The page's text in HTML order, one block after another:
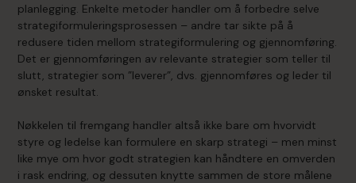
planlegging. Enkelte metoder handler om å forbedre selve
strategiformuleringsprosessen – andre tar sikte på å
redusere tiden mellom strategiformulering og gjennomføring.
Det er gjennomføringen av relevante strategier som teller til
slutt, strategier som ”leverer”, dvs. gjennomføres og leder til
ønsket resultat.
Nøkkelen til fremgang handler altså ikke bare om hvorvidt
styre og ledelse kan formulere en skarp strategi – men minst
like mye om hvor godt strategien kan håndtere en omverden
i rask endring, og dessuten knytte sammen de store målene